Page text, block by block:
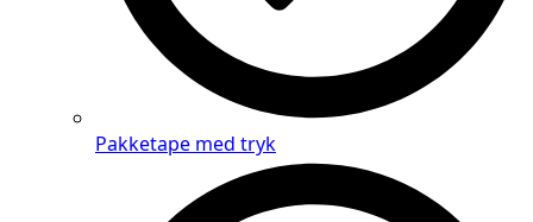
Pakketape med tryk